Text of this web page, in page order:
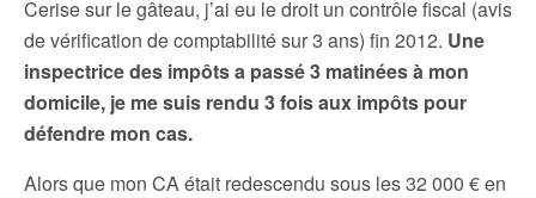
Cerise sur le gâteau, j’ai eu le droit un contrôle fiscal (avis
de vérification de comptabilité sur 3 ans) fin 2012. Une
inspectrice des impôts a passé 3 matinées à mon
domicile, je me suis rendu 3 fois aux impôts pour
défendre mon cas.
Alors que mon CA était redescendu sous les 32 000 € en